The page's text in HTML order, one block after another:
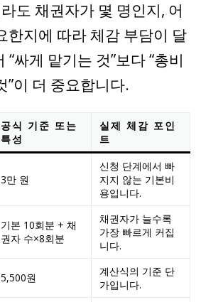
도 채권자가 몇 명인지, 어
한지에 따라 체감 부담이 달
싸게 맡기는 것”보다 “총비
”이 더 중요합니다.
공식 기준 또는
특성
실제 체감 포인
트
3만 원
신청 단계에서 빠
지지 않는 기본비
용입니다.
기본 10회분 + 채
권자 수×8회분
채권자가 늘수록
가장 빠르게 커집
니다.
5,500원
계산식의 기준 단
가입니다.